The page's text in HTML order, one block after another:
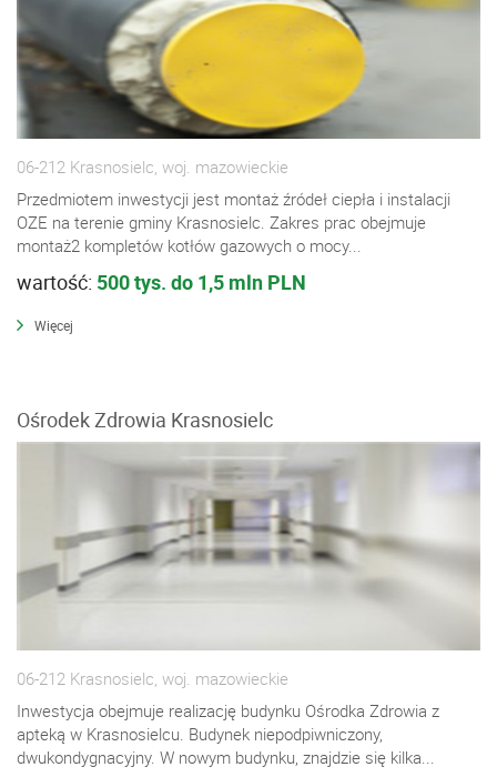
06-212 Krasnosielc, woj. mazowieckie
Przedmiotem inwestycji jest montaż źródeł ciepła i instalacji
OZE na terenie gminy Krasnosielc. Zakres prac obejmuje
montaż2 kompletów kotłów gazowych o mocy...
wartość: 500 tys. do 1,5 mln PLN
Więcej
Ośrodek Zdrowia Krasnosielc
06-212 Krasnosielc, woj. mazowieckie
Inwestycja obejmuje realizację budynku Ośrodka Zdrowia z
apteką w Krasnosielcu. Budynek niepodpiwniczony,
dwukondygnacyjny. W nowym budynku, znajdzie się kilka...